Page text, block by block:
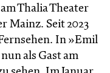
Thalia Theater
Mainz. Seit 2023
In »Emil
als Gast am